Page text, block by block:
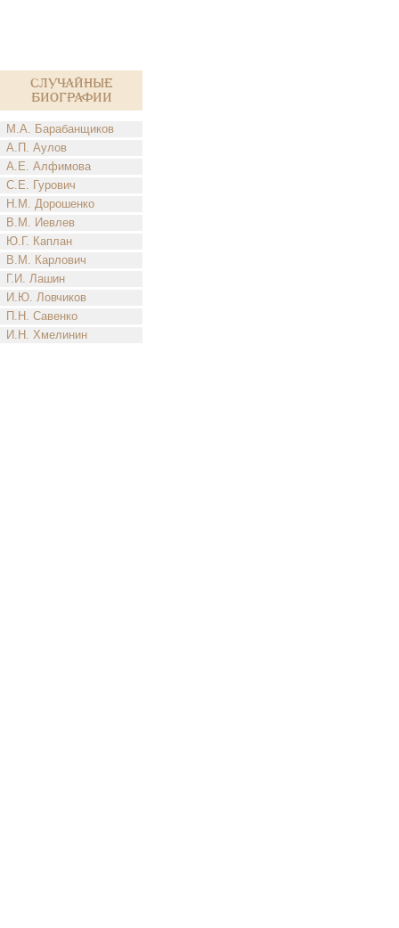
Случайные
биографии
М.А. Барабанщиков
А.П. Аулов
А.Е. Алфимова
С.Е. Гурович
Н.М. Дорошенко
В.М. Иевлев
Ю.Г. Каплан
В.М. Карлович
Г.И. Лашин
И.Ю. Ловчиков
П.Н. Савенко
И.Н. Хмелинин